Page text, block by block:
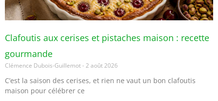
Clafoutis aux cerises et pistaches maison : recette
gourmande
Clémence Dubois-Guillemot 2 août 2026
C’est la saison des cerises, et rien ne vaut un bon clafoutis
maison pour célébrer ce